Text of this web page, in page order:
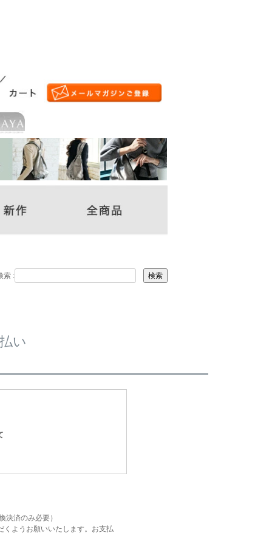
索 : 検索
い
済のみ必要）
くようお願いいたします。お支払